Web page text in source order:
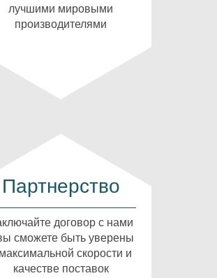
лучшими мировыми
производителями
Партнерство
договор с нами
сможете быть уверены
скорости и
качестве поставок